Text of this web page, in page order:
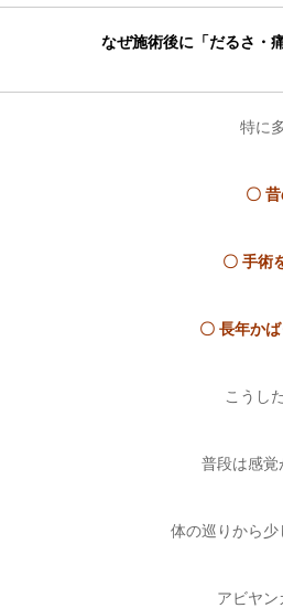
なぜ施術後に「だるさ・
特に
〇
〇 手術
〇 長年か
こうし
普段は感覚
体の巡りから少
アビヤン